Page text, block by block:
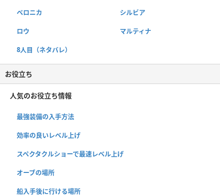
ベロニカ シルビア
ロウ マルティナ
8人目（ネタバレ）
お役立ち
人気のお役立ち情報
最強装備の入手方法
効率の良いレベル上げ
スペクタクルショーで最速レベル上げ
オーブの場所
船入手後に行ける場所